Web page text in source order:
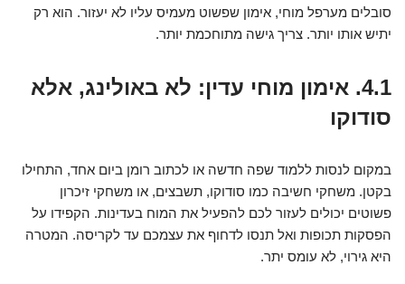
סובלים מערפל מוחי, אימון שפשוט מעמיס עליו לא יעזור. הוא רק
יתיש אותו יותר. צריך גישה מתוחכמת יותר.
4.1. אימון מוחי עדין: לא באולינג, אלא
סודוקו
במקום לנסות ללמוד שפה חדשה או לכתוב רומן ביום אחד, התחילו
בקטן. משחקי חשיבה כמו סודוקו, תשבצים, או משחקי זיכרון
פשוטים יכולים לעזור לכם להפעיל את המוח בעדינות. הקפידו על
הפסקות תכופות ואל תנסו לדחוף את עצמכם עד לקריסה. המטרה
היא גירוי, לא עומס יתר.